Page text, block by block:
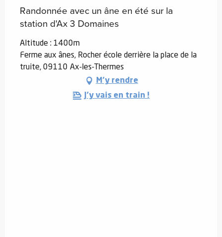
Randonnée avec un âne en été sur la
station d'Ax 3 Domaines
Altitude : 1400m
Ferme aux ânes, Rocher école derrière la place de la
truite, 09110 Ax-les-Thermes
M'y rendre
J'y vais en train !